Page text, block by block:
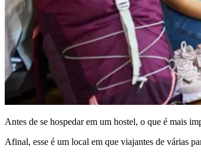
Antes de se hospedar em um hostel, o que é mais
Afinal, esse é um local em que viajantes de várias